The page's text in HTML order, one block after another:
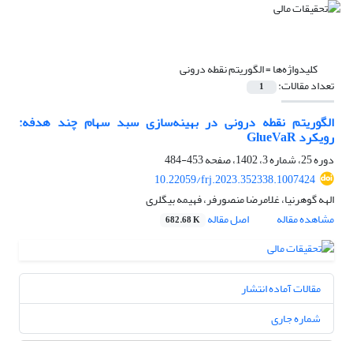
کلیدواژه‌ها =الگوریتم نقطه ‌درونی
تعداد مقالات: 1
الگوریتم نقطه ‌درونی در بهینه‌سازی سبد سهام چند هدفه:
رویکرد GlueVaR
دوره 25، شماره 3، 1402، صفحه
453-484
10.22059/frj.2023.352338.1007424
الهه گوهرنیا، غلامرضا منصورفر، فهیمه بیگلری
مشاهده مقاله
اصل مقاله 682.68 K
مقالات آماده انتشار
شماره جاری